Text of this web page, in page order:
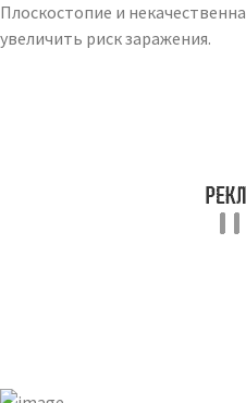
Плоскостопие и
увеличить риск заражения.